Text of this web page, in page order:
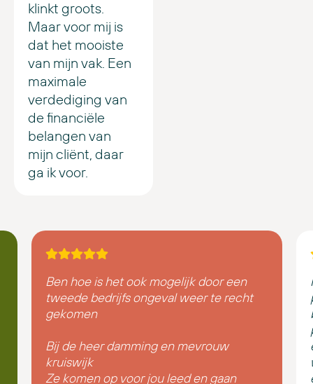
klinkt groots.
Maar voor mij is
dat het mooiste
van mijn vak. Een
maximale
verdediging van
de financiële
belangen van
mijn cliënt, daar
ga ik voor.
Ben hoe is het ook mogelijk door een
tweede bedrijfs ongeval weer te recht
gekomen
Bij de heer damming en mevrouw
kruiswijk
Ze komen op voor jou leed en gaan